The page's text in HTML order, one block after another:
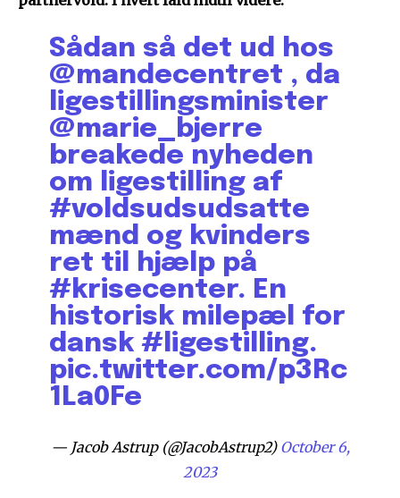
Sådan så det ud hos
@mandecentret , da
ligestillingsminister
@marie_bjerre
breakede nyheden
om ligestilling af
#voldsudsudsatte
mænd og kvinders
ret til hjælp på
#krisecenter. En
historisk milepæl for
dansk #ligestilling.
pic.twitter.com/p3Rc
1La0Fe
— Jacob Astrup (@JacobAstrup2) October 6,
2023